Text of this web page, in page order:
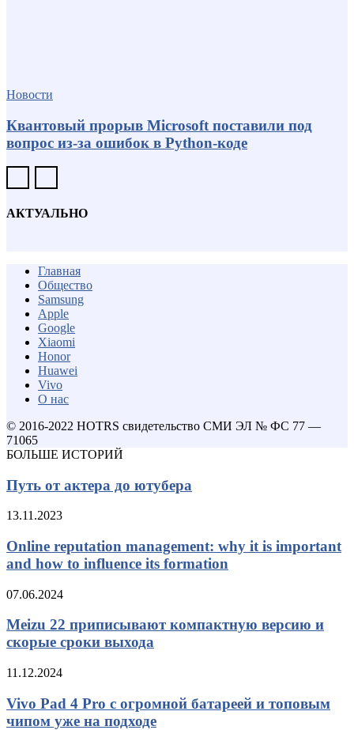
Новости
Квантовый прорыв Microsoft поставили под
вопрос из-за ошибок в Python-коде
АКТУАЛЬНО
Главная
Общество
Samsung
Apple
Google
Xiaomi
Honor
Huawei
Vivo
О нас
© 2016-2022 HOTRS свидетельство СМИ ЭЛ № ФС 77 —
71065
БОЛЬШЕ ИСТОРИЙ
Путь от актера до ютубера
13.11.2023
Online reputation management: why it is important
and how to influence its formation
07.06.2024
Meizu 22 приписывают компактную версию и
скорые сроки выхода
11.12.2024
Vivo Pad 4 Pro с огромной батареей и топовым
чипом уже на подходе